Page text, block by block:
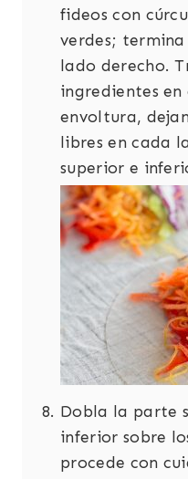
fideos con
verdes;
lado derecho.
ingredientes
envoltura,
libres en cada
superior e
Dobla la parte
inferior sobre
procede con